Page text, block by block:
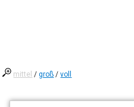
mittel /groß /voll